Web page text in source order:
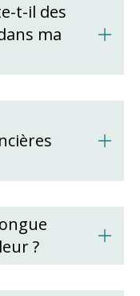
t-il des
ma
?